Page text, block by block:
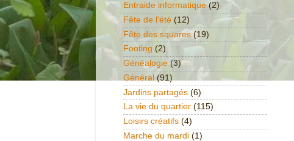
Entraide informatique (2)
Fête de l'été (12)
Fête des squares (19)
Footing (2)
Généalogie (3)
Général (91)
Jardins partagés (6)
La vie du quartier (115)
Loisirs créatifs (4)
Marche du mardi (1)